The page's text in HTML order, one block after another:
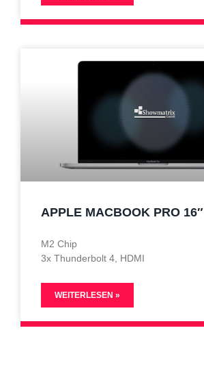
APPLE MACBOOK PRO 16″
M2 Chip
3x Thunderbolt 4, HDMI
WEITERLESEN »